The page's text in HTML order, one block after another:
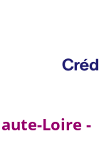
Loire -